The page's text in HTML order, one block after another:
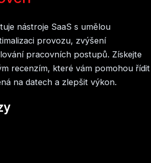
nástroje SaaS s umělou
provozu, zvýšení
pracovních postupů. Získejte
recenzím, které vám pomohou řídit
na datech a zlepšit výkon.